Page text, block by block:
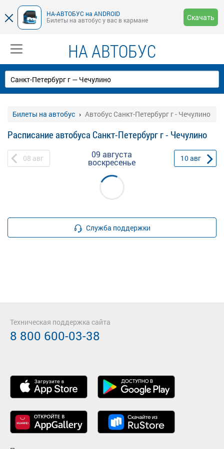
НА-АВТОБУС на ANDROID
Билеты на автобус у вас в кармане
Скачать
НА АВТОБУС
Билеты на автобус Автобус Санкт-Петербург г - Чечулино
Расписание автобуса Санкт-Петербург г - Чечулино
08 авг 09 августа
воскресенье 10авг
Служба поддержки
Техническая поддержка сайта
8 800 600-03-38